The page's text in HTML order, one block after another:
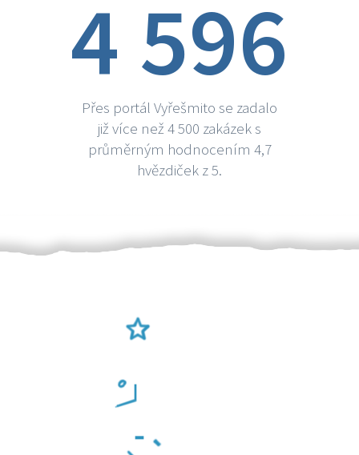
4 596
Přes portál Vyřešmito se zadalo
již více než 4 500 zakázek s
průměrným hodnocením 4,7
hvězdiček z 5.